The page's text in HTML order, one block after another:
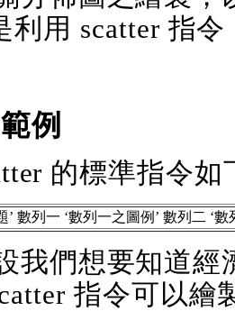
利用 scatter 指
範例
的標準指令如
’ 數列一 ‘數列一之圖例 ’ 數列二 ‘數
我們想要知道經
指令可以繪